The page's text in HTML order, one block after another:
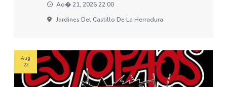
Ao� 21, 2026 22:00
Jardines Del Castillo De La Herradura
Aug
22